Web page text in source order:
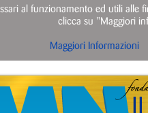
al funzionamento ed utili
clicca su "Maggiori
Maggiori Informazioni